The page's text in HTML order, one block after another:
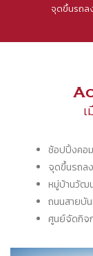
จุดขึ้นรถล
ช้อปปิ้งคอ
จุดขึ้นรถล
หมู่บ้านวัฒ
ถนนสายบัน
ศูนย์จัดกิจ